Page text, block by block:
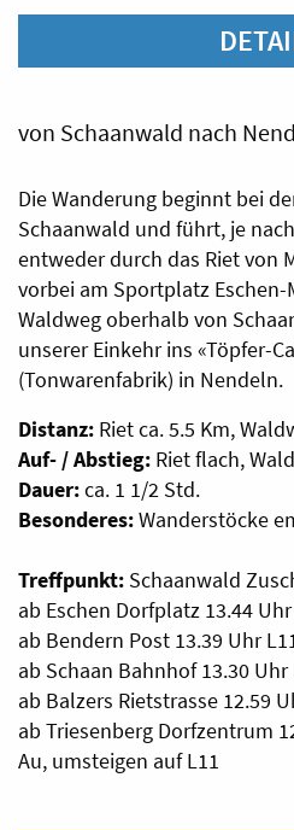
von Schaanwald nach
Die Wanderung beginnt bei
Schaanwald und führt, je
entweder durch das Riet von
vorbei am Sportplatz
Waldweg oberhalb von
unserer Einkehr ins «Töpfer-
(Tonwarenfabrik) in Nendeln.
Distanz: Riet ca. 5.5 Km,
Auf- /Abstieg: Riet flach,
Dauer:ca. 1 1/2 Std.
Besonderes:Wanderstöcke
Treffpunkt: Schaanwald
ab Eschen Dorfplatz 13.44
ab Bendern Post 13.39 Uhr
ab Schaan Bahnhof 13.30 Uhr
ab Balzers Rietstrasse 12.59
ab Triesenberg Dorfzentrum
Au, umsteigen auf L11